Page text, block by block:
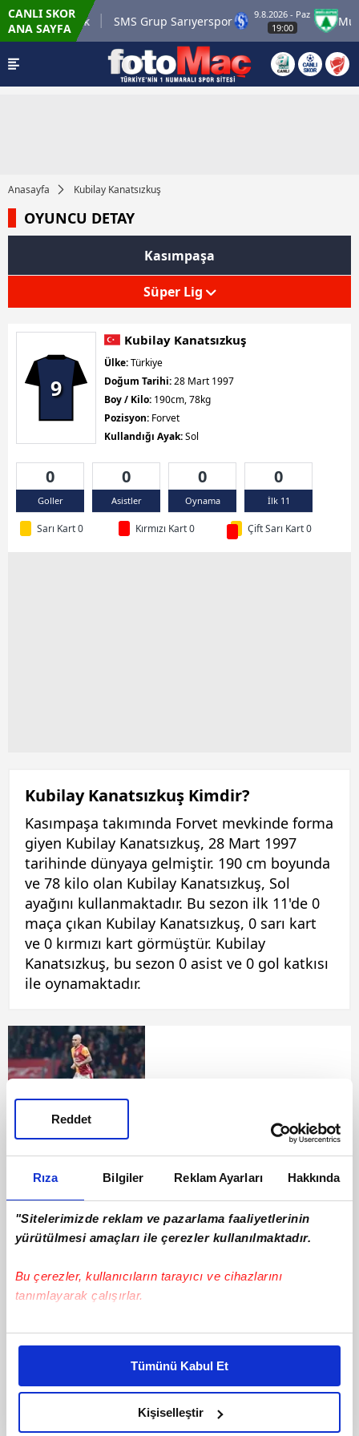
Rıza Bilgiler Reklam Ayarları Hakkında
"Sitelerimizde reklam ve pazarlama faaliyetlerinin
yürütülmesi amaçları ile çerezler kullanılmaktadır.
Bu çerezler, kullanıcıların tarayıcı ve cihazlarını
tanımlayarak çalışırlar.
Bu çerezlere izin vermeniz halinde sizlere özel
daha iyi reklam deneyimi yaşatabiliriz. Bunu yaparken
amacımızın size daha iyi bir reklam deneyimi sunmak
olduğunu ve sizlere en iyi içerikleri sunabilmek adına
elimizden gelen çabayı gösterdiğimizi ve bu noktada,
Tümünü Kabul Et
Kişiselleştir
Reddet
CANLI SKOR
ANA SAYFA
Karagümrük SMS Grup Sarıyerspor
9.8.2026 - Paz
19:00
Anasayfa Kubilay Kanatsızkuş
OYUNCU DETAY
Kasımpaşa
Süper Lig
9
Kubilay Kanatsızkuş
Ülke:Türkiye
Doğum Tarihi:28 Mart 1997
Boy / Kilo: 190cm, 78kg
Pozisyon: Forvet
Kullandığı Ayak:Sol
0
Goller
0
Asistler
0
Oynama
0
İlk 11
Sarı Kart 0 Kırmızı Kart 0 Çift Sarı Kart 0
Kubilay Kanatsızkuş Kimdir?
Kasımpaşa takımında Forvet mevkinde forma
giyen Kubilay Kanatsızkuş, 28 Mart 1997
tarihinde dünyaya gelmiştir. 190 cm boyunda
ve 78 kilo olan Kubilay Kanatsızkuş, Sol
ayağını kullanmaktadır. Bu sezon ilk 11'de 0
maça çıkan Kubilay Kanatsızkuş, 0 sarı kart
ve 0 kırmızı kart görmüştür. Kubilay
Kanatsızkuş, bu sezon 0 asist ve 0 gol katkısı
ile oynamaktadır.